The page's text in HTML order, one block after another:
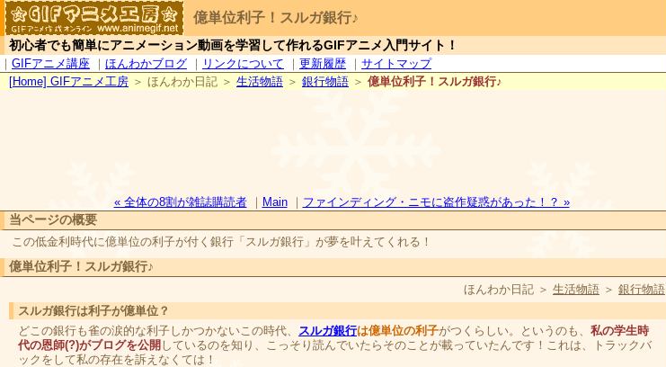
億単位利子！スルガ銀行♪
初心者でも簡単にアニメーション動画を学習して作れるGIFアニメ入門サイト！
｜ GIFアニメ講座 ｜ ほんわかブログ ｜ リンクについて ｜ 更新履歴 ｜ サイトマップ
[Home] GIFアニメ工房 ＞ ほんわか日記 ＞ 生活物語 ＞ 銀行物語 ＞ 億単位利子！スルガ銀行♪
« 全体の8割が雑誌購読者｜ Main｜ ファインディング・ニモに盗作疑惑があった！？ »
当ページの概要
この低金利時代に億単位の利子が付く銀行「スルガ銀行」が夢を叶えてくれる！
億単位利子！スルガ銀行♪
ほんわか日記 ＞ 生活物語 ＞ 銀行物語
スルガ銀行は利子が億単位？
どこの銀行も雀の涙的な利子しかつかないこの時代、 スルガ銀行は億単位の利子がつくらしい。というのも、 私の学生時
代の恩師(?)がブログを公開 しているのを知り、こっそり読んでいたらそのことが載っていたんです！これは、トラックバ
ックをして私の存在を訴えなくては！